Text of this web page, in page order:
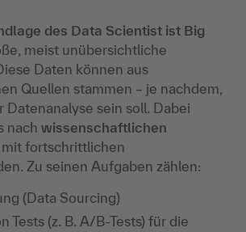
des Data Scientist ist Big
meist unübersichtliche
Daten können aus
Quellen stammen – je nachdem,
Datenanalyse sein soll. Dabei
nach wissenschaftlichen
mit fortschrittlichen
Zu seinen Aufgaben zählen:
(Data Sourcing)
Tests (z. B. A/B-Tests) für die